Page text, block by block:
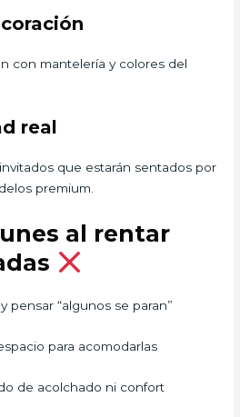
con mantelería y colores del
real
que estarán sentados por
premium.
al rentar
pensar “algunos se paran”
para acomodarlas
de acolchado ni confort